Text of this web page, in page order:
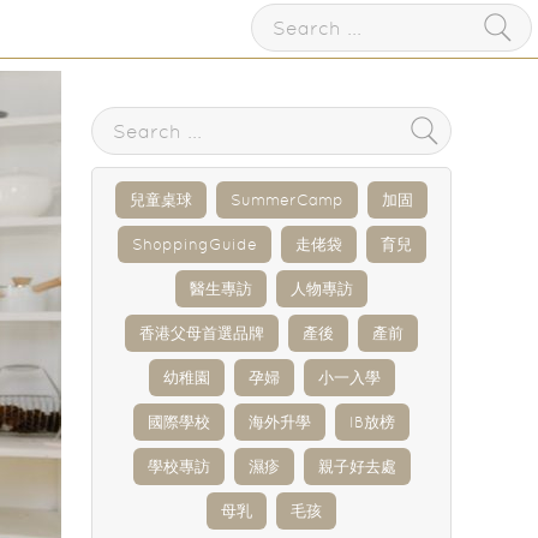
兒童桌球 SummerCamp 加固
ShoppingGuide 走佬袋 育兒
醫生專訪 人物專訪
香港父母首選品牌 產後 產前
幼稚園 孕婦 小一入學
國際學校 海外升學 IB放榜
學校專訪 濕疹 親子好去處
母乳 毛孩